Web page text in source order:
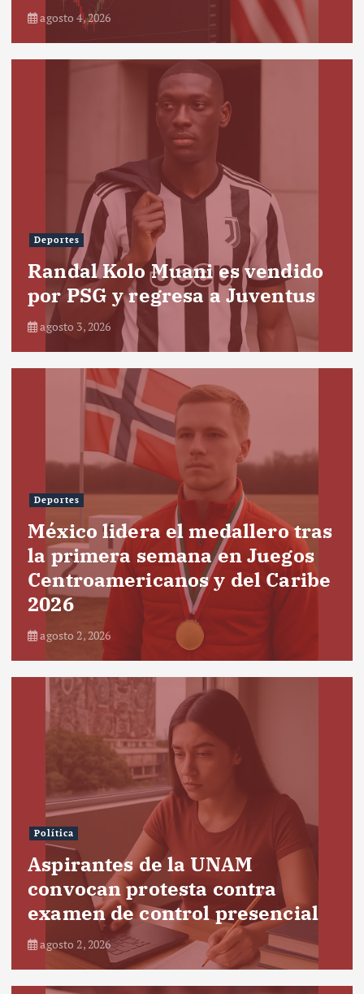
agosto 4, 2026
Deportes
Randal Kolo Muani es vendido
por PSG y regresa a Juventus
agosto 3, 2026
Deportes
México lidera el medallero tras
la primera semana en Juegos
Centroamericanos y del Caribe
2026
agosto 2, 2026
Política
Aspirantes de la UNAM
convocan protesta contra
examen de control presencial
agosto 2, 2026